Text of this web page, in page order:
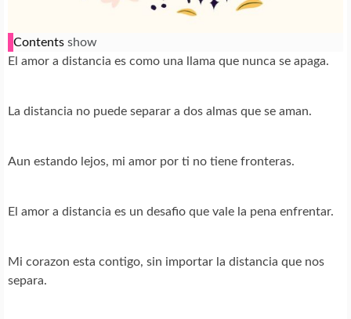
Contents show
El amor a distancia es como una llama que nunca se apaga.
La distancia no puede separar a dos almas que se aman.
Aun estando lejos, mi amor por ti no tiene fronteras.
El amor a distancia es un desafio que vale la pena enfrentar.
Mi corazon esta contigo, sin importar la distancia que nos
separa.